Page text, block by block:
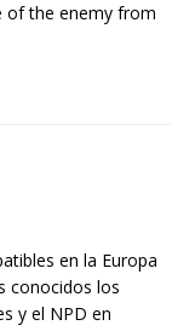
of the enemy from
en la Europa
conocidos los
y el NPD en